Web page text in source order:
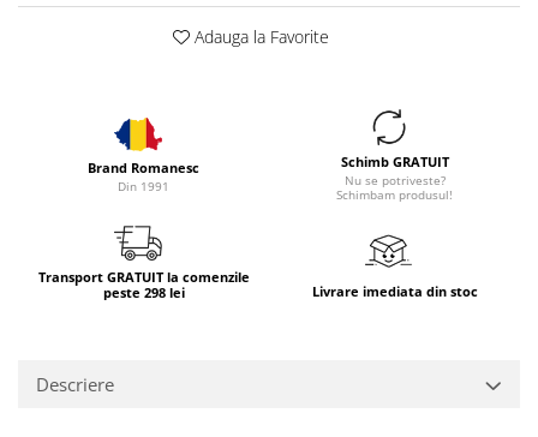
Adauga la Favorite
Brand Romanesc
Din 1991
Schimb GRATUIT
Nu se potriveste?
Schimbam produsul!
Transport GRATUIT la comenzile
peste 298 lei
Livrare imediata din stoc
Descriere